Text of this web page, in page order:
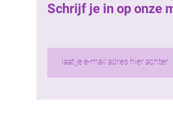
Schrijf je in op onze